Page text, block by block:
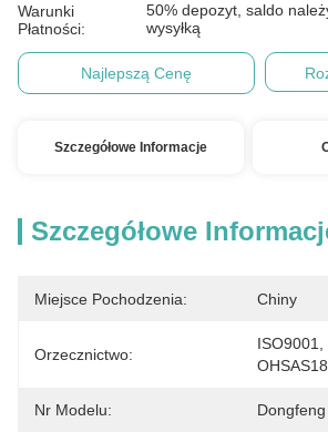
Warunki
Płatności:
50% depozyt, saldo
wysyłką
Najlepszą Cenę
Szczegółowe Informacje
Szczegółowe
Miejsce Pochodzenia: Chiny
Orzecznictwo:
ISO9001,
Nr Modelu: